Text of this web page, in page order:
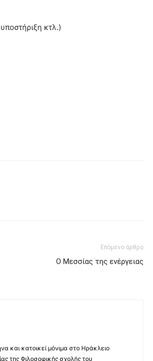
κτλ.)
Επόμενο άρθρο
Ο Μεσσίας της ενέργειας
και κατοικεί μόνιμα στο Ηράκλειο
της Φιλοσοφικής σχολής του